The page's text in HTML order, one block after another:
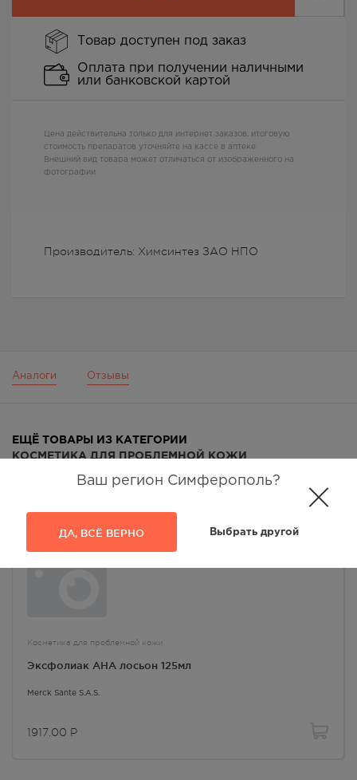
Ваш регион Симферополь?
ДА, ВСЁ ВЕРНО Выбрать другой
Производитель: Химсинтез ЗАО НПО
Товар доступен под заказ
Оплата при получении наличными
или банковской картой
Цена действительна только для интернет заказов, итоговую
стоимость препаратов уточняйте на кассе в аптеке
Внешний вид товара может отличаться от изображенного на
фотографии
Аналоги Отзывы
ЕЩЁ ТОВАРЫ ИЗ КАТЕГОРИИ
КОСМЕТИКА ДЛЯ ПРОБЛЕМНОЙ КОЖИ
Косметика для проблемной кожи
Эксфолиак AHA лосьон 125мл
Merck Sante S.A.S.
1917.00 Р